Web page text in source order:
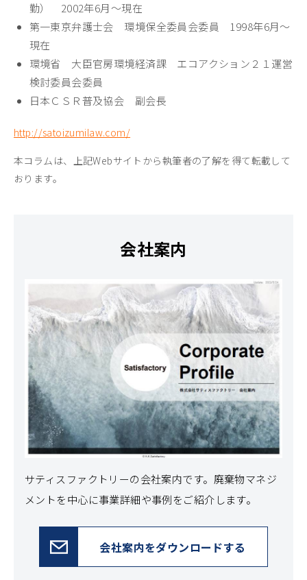
勤） 2002年6月～現在
第一東京弁護士会 環境保全委員会委員 1998年6月～
現在
環境省 大臣官房環境経済課 エコアクション２１運営
検討委員会委員
日本ＣＳＲ普及協会 副会長
http://satoizumilaw.com/
本コラムは、上記Webサイトから執筆者の了解を得て転載して
おります。
会社案内
サティスファクトリーの会社案内です。 廃棄物マネジ
メントを中心に事業詳細や事例をご紹介します。
会社案内をダウンロードする